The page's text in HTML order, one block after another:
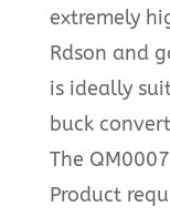
extremely
Rdson and
is ideally
buck
The
Product